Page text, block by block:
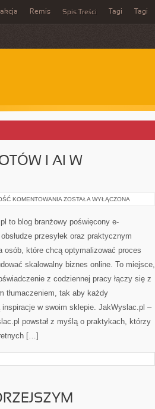
Remis Spis Treści Tagi Tagi
I AI W
KOMENTOWANIA WYKORZYSTANIE
W
KLIENTA
ZOSTAŁA WYŁĄCZONA
to blog branżowy poświęcony e-
przesyłek oraz praktycznym
osób, które chcą optymalizować proces
skalowalny biznes online. To miejsce,
z codziennej pracy łączy się z
tłumaczeniem, tak aby każdy
w swoim sklepie. JakWyslac.pl –
powstał z myślą o praktykach, którzy
[…]